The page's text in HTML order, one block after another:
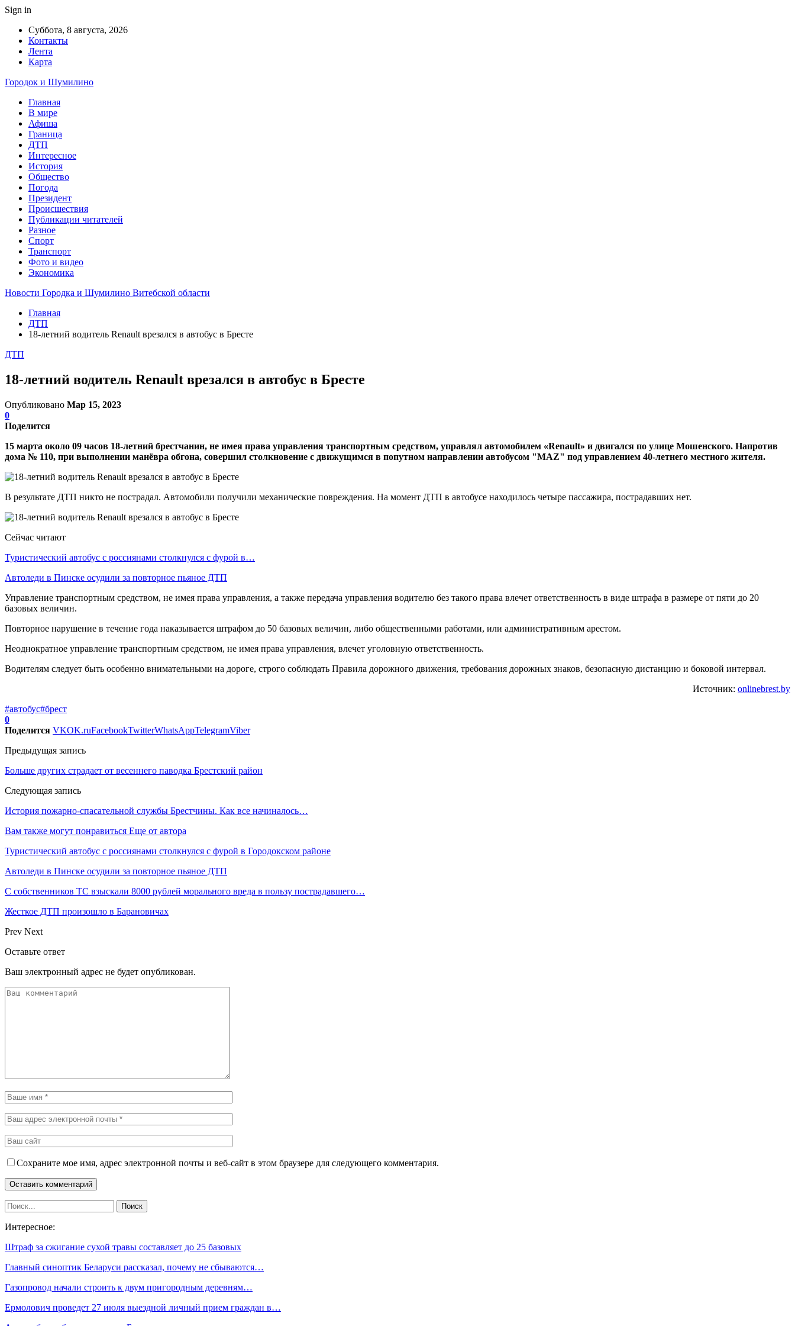
Sign in
Суббота, 8 августа, 2026
Контакты
Лента
Карта
Городок и Шумилино
Главная
В мире
Афиша
Граница
ДТП
Интересное
История
Общество
Погода
Президент
Происшествия
Публикации читателей
Разное
Спорт
Транспорт
Фото и видео
Экономика
Новости Городка и Шумилино Витебской области
Главная
ДТП
18-летний водитель Renault врезался в автобус в Бресте
ДТП
18-летний водитель Renault врезался в автобус в Бресте
Опубликовано Мар 15, 2023
0
Поделится
15 марта около 09 часов 18-летний брестчанин, не имея права управления транспортным средством, управлял автомобилем «Renault» и двигался по улице Мошенского. Напротив
дома № 110, при выполнении манёвра обгона, совершил столкновение с движущимся в попутном направлении автобусом "MAZ" под управлением 40-летнего местного жителя.
В результате ДТП никто не пострадал. Автомобили получили механические повреждения. На момент ДТП в автобусе находилось четыре пассажира, пострадавших нет.
Сейчас читают
Туристический автобус с россиянами столкнулся с фурой в…
Автоледи в Пинске осудили за повторное пьяное ДТП
Управление транспортным средством, не имея права управления, а также передача управления водителю без такого права влечет ответственность в виде штрафа в размере от пяти до 20
базовых величин.
Повторное нарушение в течение года наказывается штрафом до 50 базовых величин, либо общественными работами, или административным арестом.
Неоднократное управление транспортным средством, не имея права управления, влечет уголовную ответственность.
Водителям следует быть особенно внимательными на дороге, строго соблюдать Правила дорожного движения, требования дорожных знаков, безопасную дистанцию и боковой интервал.
Источник: onlinebrest.by
#автобус#брест
0
Поделится VKOK.ruFacebookTwitterWhatsAppTelegramViber
Предыдущая запись
Больше других страдает от весеннего паводка Брестский район
Следующая запись
История пожарно-спасательной службы Брестчины. Как все начиналось…
Вам также могут понравиться Еще от автора
Туристический автобус с россиянами столкнулся с фурой в Городокском районе
Автоледи в Пинске осудили за повторное пьяное ДТП
С собственников ТС взыскали 8000 рублей морального вреда в пользу пострадавшего…
Жесткое ДТП произошло в Барановичах
Prev Next
Оставьте ответ
Ваш электронный адрес не будет опубликован.
Сохраните мое имя, адрес электронной почты и веб-сайт в этом браузере для следующего комментария.
Интересное:
Штраф за сжигание сухой травы составляет до 25 базовых
Главный синоптик Беларуси рассказал, почему не сбываются…
Газопровод начали строить к двум пригородным деревням…
Ермолович проведет 27 июля выездной личный прием граждан в…